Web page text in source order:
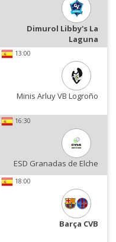
Dimurol Libby's La
Laguna
13:00
Minis Arluy VB Logroño
16:30
ESD Granadas de Elche
18:00
Barça CVB